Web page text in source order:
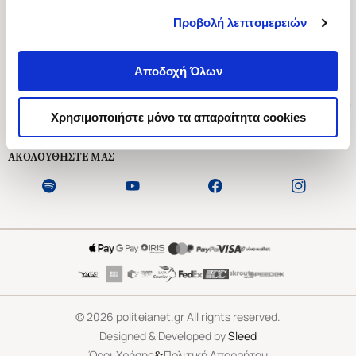
Προβολή λεπτομερειών
Αποδοχή Όλων
Χρησιμοποιήστε μόνο τα απαραίτητα cookies
Ασκληπιού 1-3, Αθήνα 106 79
Δευτέρα - Παρασκευή 09:00-21:00
Εξυπηρέτηση Πελατών
ΑΚΟΛΟΥΘΗΣΤΕ ΜΑΣ
©2026 politeianet.gr All rights reserved.
Designed & Developed bySleed